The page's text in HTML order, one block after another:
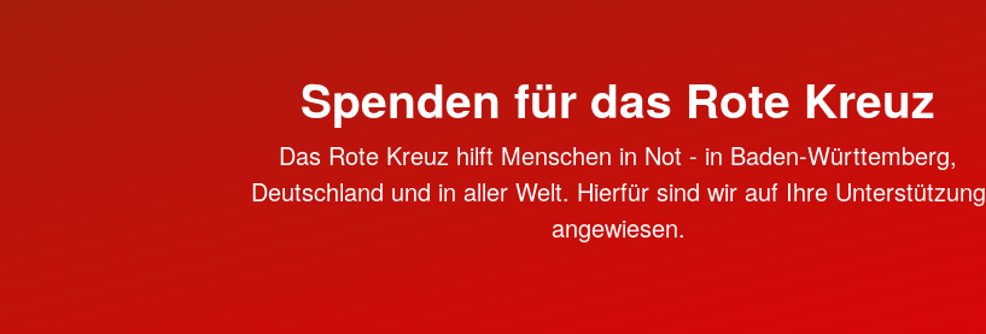
Spenden für das Rote Kreuz
Das Rote Kreuz hilft Menschen in Not - in Baden-Württemberg,
Deutschland und in aller Welt. Hierfür sind wir auf Ihre Unterstützung
angewiesen.